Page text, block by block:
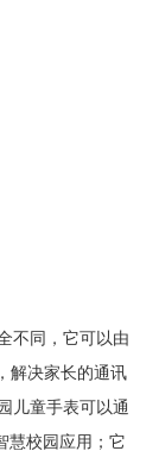
不同，它可以由
解决家长的通讯
儿童手表可以通
慧校园应用；它